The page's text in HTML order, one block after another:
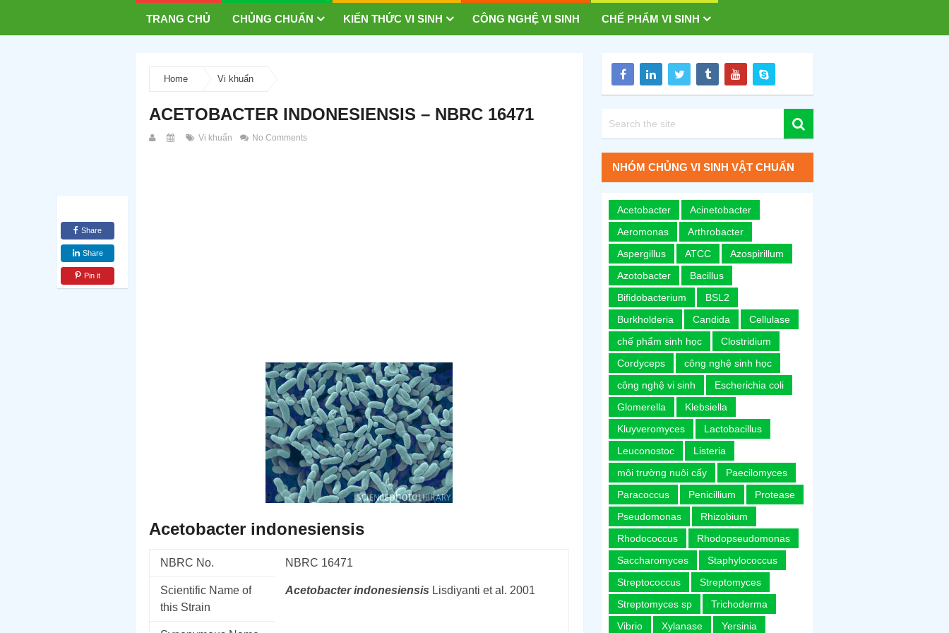
TRANG CHỦ CHỦNG CHUẨN KIẾN THỨC VI SINH CÔNG NGHỆ VI SINH CHẾ PHẨM VI SINH
Home Vi khuẩn
ACETOBACTER INDONESIENSIS – NBRC 16471
Vi khuẩn No Comments
Share
Share
Pin it
Acetobacter indonesiensis
NBRC No. NBRC 16471
Scientific Name of
this Strain
Acetobacter indonesiensis Lisdiyanti et al. 2001
NHÓM CHỦNG VI SINH VẬT CHUẨN
Acetobacter
Acinetobacter
Aeromonas
Arthrobacter
Aspergillus
ATCC
Azospirillum
Azotobacter
Bacillus
Bifidobacterium
BSL2
Burkholderia
Candida
Cellulase
chế phẩm sinh học
Clostridium
Cordyceps
công nghệ sinh học
công nghệ vi sinh
Escherichia coli
Glomerella
Klebsiella
Kluyveromyces
Lactobacillus
Leuconostoc
Listeria
môi trường nuôi cấy
Paecilomyces
Paracoccus
Penicillium
Protease
Pseudomonas
Rhizobium
Rhodococcus
Rhodopseudomonas
Saccharomyces
Staphylococcus
Streptococcus
Streptomyces
Streptomyces sp
Trichoderma
Vibrio
Xylanase
Yersinia